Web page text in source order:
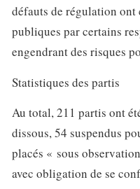
défauts de régulation ont
publiques par certains
engendrant des risques
Statistiques des partis
Au total, 211 partis ont
dissous, 54 suspendus
placés « sous
avec obligation de se